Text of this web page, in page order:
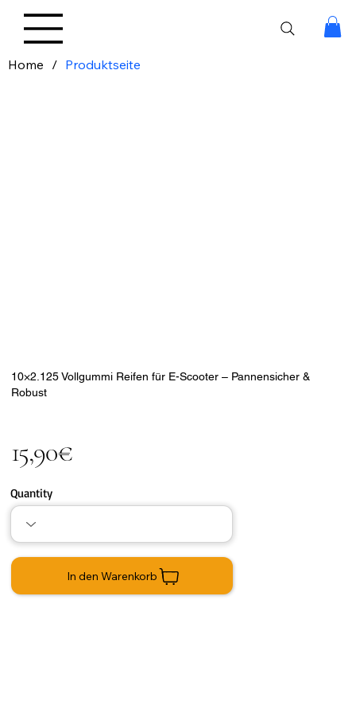
Home / Produktseite
10×2.125 Vollgummi Reifen für E-Scooter – Pannensicher &
Robust
15,90€
Quantity
In den Warenkorb